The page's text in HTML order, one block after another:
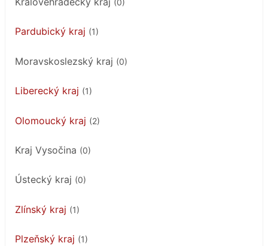
(0)
Pardubický kraj (1)
Moravskoslezský kraj (0)
Liberecký kraj (1)
Olomoucký kraj (2)
Kraj Vysočina (0)
Ústecký kraj (0)
Zlínský kraj (1)
Plzeňský kraj (1)